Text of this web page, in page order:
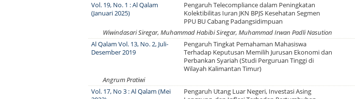
Vol. 19, No. 1 : Al Qalam
(Januari 2025)
Pengaruh Telecompliance dalam Peningkatan
Kolektibilitas Iuran JKN BPJS Kesehatan Segmen
PPU BU Cabang Padangsidimpuan
Wiwindasari Siregar, Muhammad Habibi Siregar, Muhammad Irwan Padli Nasution
Al Qalam Vol. 13, No. 2, Juli-
Desember 2019
Pengaruh Tingkat Pemahaman Mahasiswa
Terhadap Keputusan Memilih Jurusan Ekonomi dan
Perbankan Syariah (Studi Perguruan Tinggi di
Wilayah Kalimantan Timur)
Angrum Pratiwi
Vol. 17, No 3 : Al Qalam (Mei
Pengaruh Utang Luar Negeri, Investasi Asing